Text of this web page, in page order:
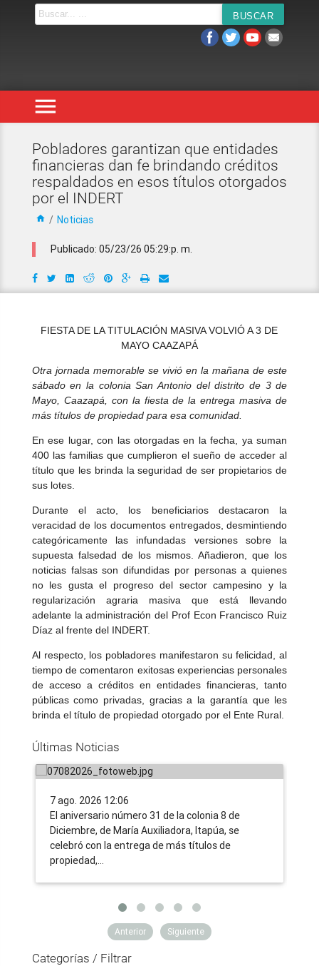
menu
Pobladores garantizan que entidades
financieras dan fe brindando créditos
respaldados en esos títulos otorgados
por el INDERT
home / Noticias
Publicado: 05/23/26 05:29:p. m.
FIESTA DE LA TITULACIÓN MASIVA VOLVIÓ A 3 DE
MAYO CAAZAPÁ
Otra jornada memorable se vivió en la mañana de este
sábado en la colonia San Antonio del distrito de 3 de
Mayo, Caazapá, con la fiesta de la entrega masiva de
más títulos de propiedad para esa comunidad.
En ese lugar, con las otorgadas en la fecha, ya suman
400 las familias que cumplieron el sueño de acceder al
título que les brinda la seguridad de ser propietarios de
sus lotes.
Durante el acto, los beneficiarios destacaron la
veracidad de los documentos entregados, desmintiendo
categóricamente las infundadas versiones sobre la
supuesta falsedad de los mismos. Añadieron, que los
noticias falsas son difundidas por personas a quienes
no les gusta el progreso del sector campesino y la
regularización agraria masiva que está llevando
adelante la administración del Prof Econ Francisco Ruiz
Díaz al frente del INDERT.
Al respecto, los pobladores manifestaron su felicidad, al
tiempo de comentaron exitosas experiencias personales
de acceso a créditos en entidades financieras, tanto
públicas como privadas, gracias a la garantía que les
brinda el título de propiedad otorgado por el Ente Rural.
Últimas Noticias
Tras 31 años de lucha, familias
campesinas de Itapúa acceden a la
ruralidad impulsada por el Gobierno
7 ago. 2026 12:06
​El aniversario número 31 de la colonia 8 de
Diciembre, de María Auxiliadora, Itapúa, se
celebró con la entrega de más títulos de
propiedad,…
Anterior Siguiente
Categorías / Filtrar